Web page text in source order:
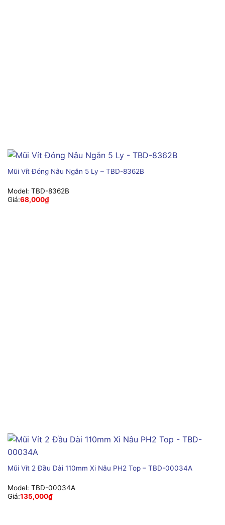
Mũi Vít Đóng Nâu Ngắn 5 Ly – TBD-8362B
Model: TBD-8362B
Giá:68,000₫
Mũi Vít 2 Đầu Dài 110mm Xi Nâu PH2 Top – TBD-00034A
Model: TBD-00034A
Giá:135,000₫